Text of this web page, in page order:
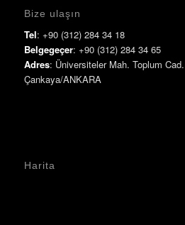
Bize ulaşın
Tel: +90 (312) 284 34 18
Belgegeçer: +90 (312) 284 34 65
Adres: Üniversiteler Mah. Toplum
Çankaya/ANKARA
Harita